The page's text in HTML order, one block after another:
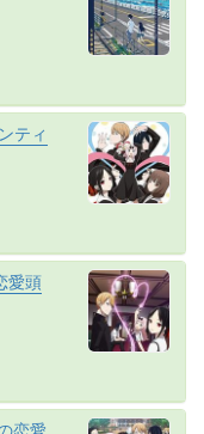
ティ
愛頭